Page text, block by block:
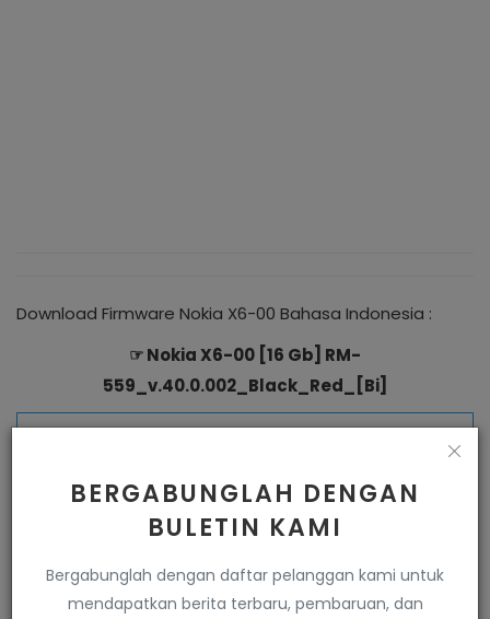
BERGABUNGLAH DENGAN
BULETIN KAMI
Bergabunglah dengan daftar pelanggan kami untuk
mendapatkan berita terbaru, pembaruan, dan
Download Firmware Nokia X6-00 Bahasa Indonesia :
☞ Nokia X6-00 [16 Gb] RM-
559_v.40.0.002_Black_Red_[Bi]